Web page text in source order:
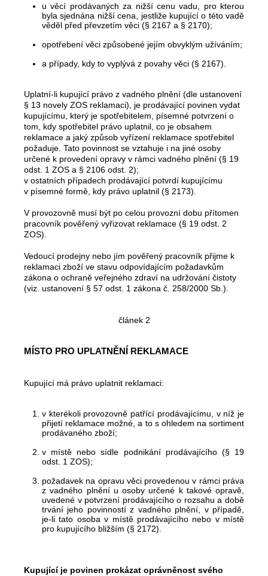
u věcí prodávaných za nižší cenu vadu, pro kterou
byla sjednána nižší cena, jestliže kupující o této vadě
věděl před převzetím věci (§ 2167 a § 2170);
opotřebení věci způsobené jejím obvyklým užíváním;
a případy, kdy to vyplývá z povahy věci (§ 2167).
Uplatní-li kupující právo z vadného plnění (dle ustanovení
§ 13 novely ZOS reklamaci), je prodávající povinen vydat
kupujícímu, který je spotřebitelem, písemné potvrzení o
tom, kdy spotřebitel právo uplatnil, co je obsahem
reklamace a jaký způsob vyřízení reklamace spotřebitel
požaduje. Tato povinnost se vztahuje i na jiné osoby
určené k provedení opravy v rámci vadného plnění (§ 19
odst. 1 ZOS a § 2106 odst. 2);
v ostatních případech prodávající potvrdí kupujícímu
v písemné formě, kdy právo uplatnil (§ 2173).
V provozovně musí být po celou provozní dobu přítomen
pracovník pověřený vyřizovat reklamace (§ 19 odst. 2
ZOS).
Vedoucí prodejny nebo jím pověřený pracovník přijme k
reklamaci zboží ve stavu odpovídajícím požadavkům
zákona o ochraně veřejného zdraví na udržování čistoty
(viz. ustanovení § 57 odst. 1 zákona č. 258/2000 Sb.).
článek 2
MÍSTO PRO UPLATNĚNÍ REKLAMACE
Kupující má právo uplatnit reklamaci:
v kterékoli provozovně patřící prodávajícímu, v níž je
přijetí reklamace možné, a to s ohledem na sortiment
prodávaného zboží;
v místě nebo sídle podnikání prodávajícího (§ 19
odst. 1 ZOS);
požadavek na opravu věci provedenou v rámci práva
z vadného plnění u osoby určené k takové opravě,
uvedené v potvrzení prodávajícího o rozsahu a době
trvání jeho povinností z vadného plnění, v případě,
je-li tato osoba v místě prodávajícího nebo v místě
pro kupujícího bližším (§ 2172).
Kupující je povinen prokázat oprávněnost svého